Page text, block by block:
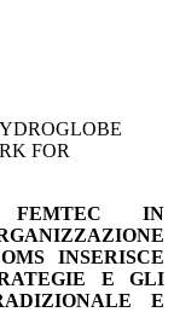
FOR
IN
OMS INSERISCE
E GLI
E